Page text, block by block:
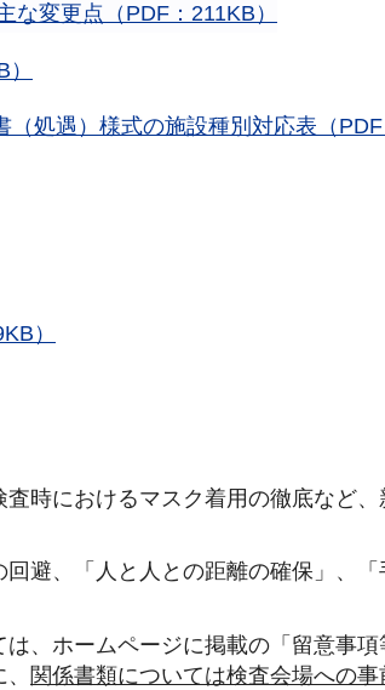
変更点（PDF：211KB）
処遇）様式の施設種別対応表（PDF
）
時におけるマスク着用の徹底など、
避、「人と人との距離の確保」、「
、ホームページに掲載の「留意事項
関係書類については検査会場への事